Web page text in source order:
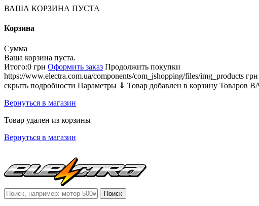
ВАША КОРЗИНА ПУСТА
Корзина
Сумма
Ваша корзина пуста.
Итого:0 грн Оформить заказ Продолжить покупки
https://www.electra.com.ua/components/com_jshopping/files/img_products грн
скрыть подробности Параметры ⇓ Товар добавлен в корзину Товаров
Вернуться в магазин
Товар удален из корзины
Вернуться в магазин